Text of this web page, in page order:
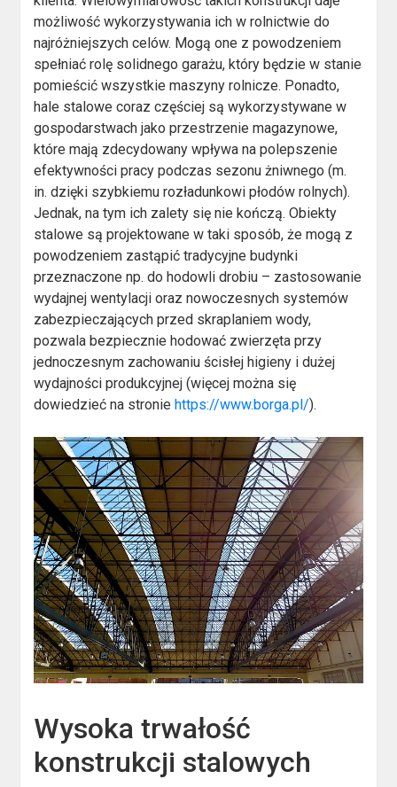
możliwość wykorzystywania ich w rolnictwie do
najróżniejszych celów. Mogą one z powodzeniem
spełniać rolę solidnego garażu, który będzie w stanie
pomieścić wszystkie maszyny rolnicze. Ponadto,
hale stalowe coraz częściej są wykorzystywane w
gospodarstwach jako przestrzenie magazynowe,
które mają zdecydowany wpływa na polepszenie
efektywności pracy podczas sezonu żniwnego (m.
in. dzięki szybkiemu rozładunkowi płodów rolnych).
Jednak, na tym ich zalety się nie kończą. Obiekty
stalowe są projektowane w taki sposób, że mogą z
powodzeniem zastąpić tradycyjne budynki
przeznaczone np. do hodowli drobiu – zastosowanie
wydajnej wentylacji oraz nowoczesnych systemów
zabezpieczających przed skraplaniem wody,
pozwala bezpiecznie hodować zwierzęta przy
jednoczesnym zachowaniu ścisłej higieny i dużej
wydajności produkcyjnej (więcej można się
dowiedzieć na stroniehttps://www.borga.pl/).
Wysoka trwałość
konstrukcji stalowych